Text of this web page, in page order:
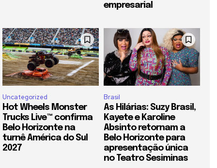
empresarial
Uncategorized
Hot Wheels Monster
Trucks Live™ confirma
Belo Horizonte na
turnê América do Sul
2027
Brasil
As Hilárias: Suzy Brasil,
Kayete e Karoline
Absinto retornam a
Belo Horizonte para
apresentação única
no Teatro Sesiminas